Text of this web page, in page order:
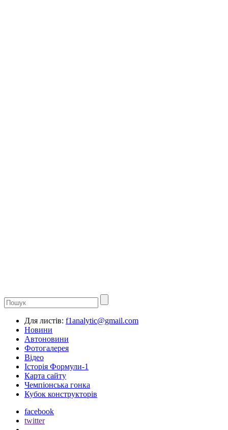
Для листів: f1analytic@gmail.com
Новини
Автоновини
Фотогалерея
Відео
Історія Формули-1
Карта сайту
Чемпіонська гонка
Кубок конструкторів
facebook
twitter